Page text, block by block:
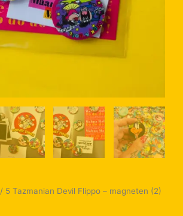
/ 5 Tazmanian Devil Flippo – magneten (2)